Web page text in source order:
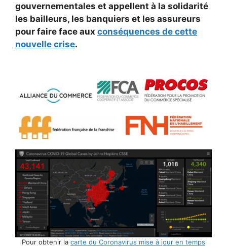
gouvernementales et appellent à la solidarité
les bailleurs, les banquiers et les assureurs
pour faire face aux conséquences de cette
nouvelle crise.
Pour obtenir la carte du Coronavirus mise à jour en temps